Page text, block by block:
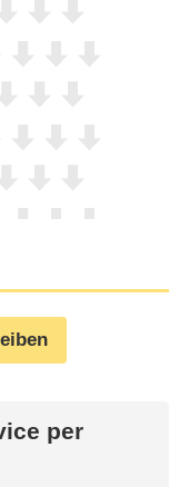
per